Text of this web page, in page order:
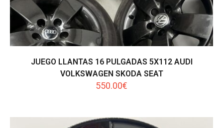
JUEGO LLANTAS 16 PULGADAS 5X112 AUDI
VOLKSWAGEN SKODA SEAT
550.00€